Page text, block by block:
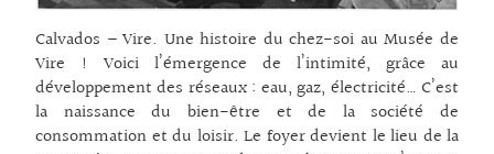
Calvados – Vire. Une histoire du chez-soi au Musée de
Vire ! Voici l’émergence de l’intimité, grâce au
développement des réseaux : eau, gaz, électricité… C’est
la naissance du bien-être et de la société de
consommation et du loisir. Le foyer devient le lieu de la